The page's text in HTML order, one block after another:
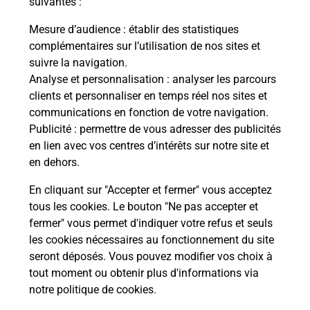
Mesure d’audience : établir des statistiques
complémentaires sur l’utilisation de nos sites et
suivre la navigation.
Analyse et personnalisation : analyser les parcours
clients et personnaliser en temps réel nos sites et
communications en fonction de votre navigation.
Publicité : permettre de vous adresser des publicités
en lien avec vos centres d’intérêts sur notre site et
en dehors.
En cliquant sur "Accepter et fermer" vous acceptez
tous les cookies. Le bouton "Ne pas accepter et
fermer" vous permet d'indiquer votre refus et seuls
les cookies nécessaires au fonctionnement du site
seront déposés. Vous pouvez modifier vos choix à
tout moment ou obtenir plus d'informations via
notre politique de cookies.
Boîte aux Lettres La Poste
Collecte du courrier aujourd'hui à 09h00
Place Aristide Briand
34370
Cazouls Les Beziers
Itinéraire
Le lien s'ouvre dans un nouvel onglet
Localiser Liste Boîtes aux lettres
Hérault
Cazouls Les Beziers